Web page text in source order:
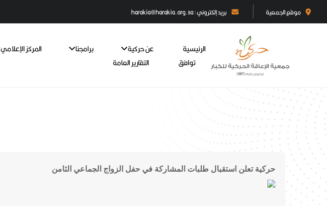
موقع الجمعية بريد إلكتروني : harakia@harakia.org.sa
الرئيسية عن حركية برامجنا المركز الإعلامي
توافق
التقارير العامة
حركية تعلن استقبال طلبات المشاركة في حفل الزواج الجماعي الثامن